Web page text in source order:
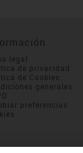
legal
de privacidad
de Cookies
generales
preferencias